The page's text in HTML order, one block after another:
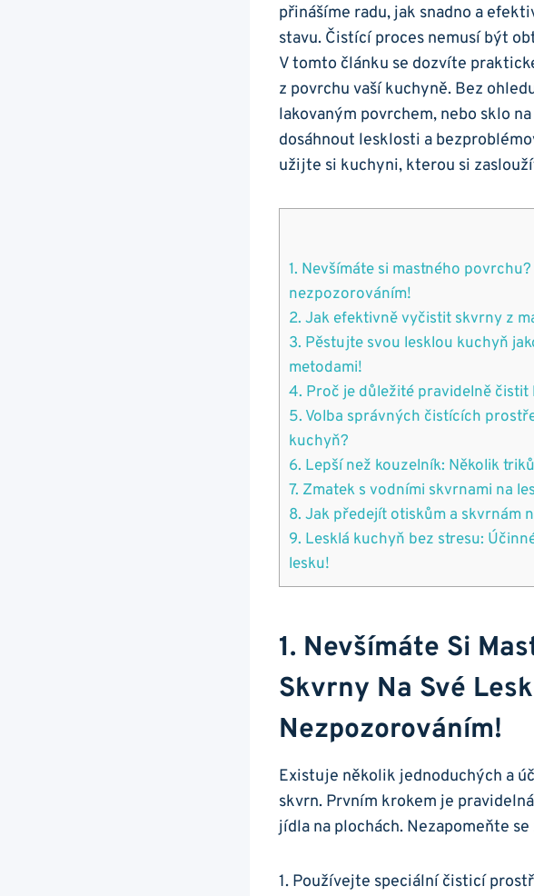
přinášíme‌ radu, jak snadno a
stavu. Čistící​ proces nemusí být
V‌ tomto‍ článku se dozvíte
z povrchu vaší kuchyně. Bez
lakovaným ⁣povrchem, nebo ⁤sklo⁣
dosáhnout lesklosti a
užijte si kuchyni, kterou si
1. Nevšímáte si ‍mastného
nezpozorováním!
2. Jak efektivně vyčistit ​skvrny z
3.‍ Pěstujte ⁢svou lesklou kuchyň
metodami!
4. Proč je důležité pravidelně
5. Volba správných čistících
kuchyň?
6. Lepší ⁣než kouzelník: Několik
7. Zmatek‌ s vodními⁣ skvrnami na
8. Jak předejít ⁢otiskům a skvrnám
9. ‌Lesklá kuchyň bez​ stresu:
lesku!
1. Nevšímáte Si
Skvrny Na Své
Nezpozorováním!
Existuje několik jednoduchých a
skvrn. Prvním krokem ‌je
jídla na plochách. Nezapomeňte⁢
1. Používejte ⁣speciální čisticí